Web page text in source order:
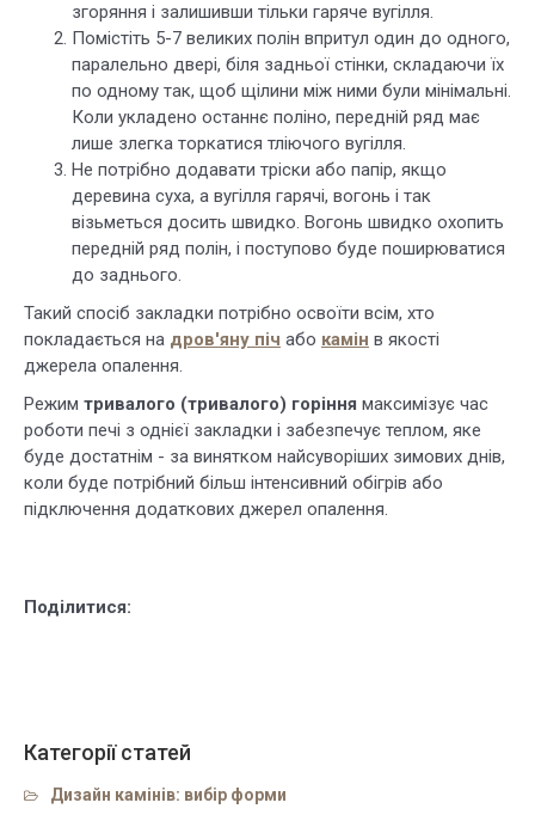
згоряння і залишивши тільки гаряче вугілля.
Помістіть 5-7 великих полін впритул один до одного,
паралельно двері, біля задньої стінки, складаючи їх
по одному так, щоб щілини між ними були мінімальні.
Коли укладено останнє поліно, передній ряд має
лише злегка торкатися тліючого вугілля.
Не потрібно додавати тріски або папір, якщо
деревина суха, а вугілля гарячі, вогонь і так
візьметься досить швидко. Вогонь швидко охопить
передній ряд полін, і поступово буде поширюватися
до заднього.
Такий спосіб закладки потрібно освоїти всім, хто
покладається на дров'яну піч або камін в якості
джерела опалення.
Режим тривалого (тривалого) горіння максимізує час
роботи печі з однієї закладки і забезпечує теплом, яке
буде достатнім - за винятком найсуворіших зимових днів,
коли буде потрібний більш інтенсивний обігрів або
підключення додаткових джерел опалення.
Поділитися:
Категорії статей
Дизайн камінів: вибір форми